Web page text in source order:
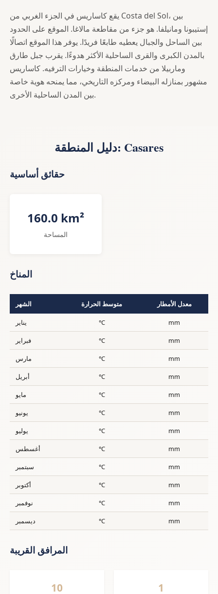
يقع كاساريس في الجزء الغربي من Costa del Sol، بين
إستيبونا ومانيلفا. هو جزء من مقاطعة مالاغا. الموقع على الحدود
بين الساحل والجبال يعطيه طابعًا فريدًا. يوفر هذا الموقع اتصالًا
بالمدن الكبرى والقرى الساحلية الأكثر هدوءًا. يقرب جبل طارق
وماربيلا من خدمات المنطقة وخيارات الترفيه. كاساريس
مشهور بمنازله البيضاء ومركزه التاريخي، مما يمنحه هوية خاصة
بين المدن الساحلية الأخرى.
دليل المنطقة: Casares
حقائق أساسية
160.0 km²
المساحة
المناخ
الشهر متوسط الحرارة معدل الأمطار
يناير °C mm
فبراير °C mm
مارس °C mm
أبريل °C mm
مايو °C mm
يونيو °C mm
يوليو °C mm
أغسطس °C mm
سبتمبر °C mm
أكتوبر °C mm
نوفمبر °C mm
ديسمبر °C mm
المرافق القريبة
10 1